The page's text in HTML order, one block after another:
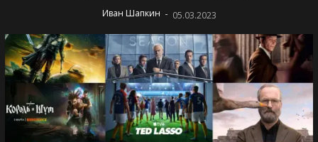
Иван Шапкин - 05.03.2023